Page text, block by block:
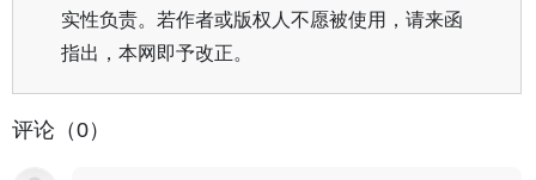
实性负责。若作者或版权人不愿被使用，请来函
指出，本网即予改正。
评论（0）